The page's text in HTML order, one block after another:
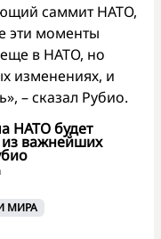
саммит НАТО,
эти моменты
в НАТО, но
изменениях, и
– сказал Рубио.
НАТО будет
важнейших
МИРА